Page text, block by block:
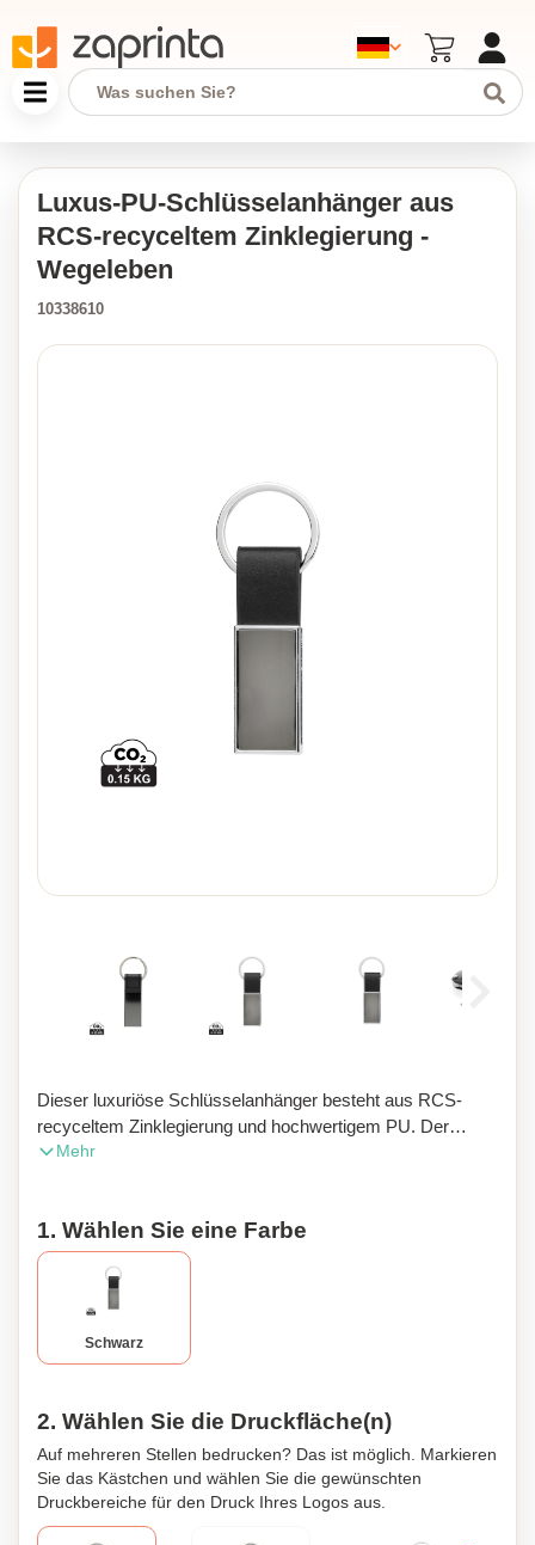
Luxus-PU-Schlüsselanhänger aus
RCS-recyceltem Zinklegierung -
Wegeleben
10338610
Dieser luxuriöse Schlüsselanhänger besteht aus RCS-
recyceltem Zinklegierung und hochwertigem PU. Der
gesamte recycelte Anteil beträgt 67% des Gesamtgewichts
Materialien. Der Schlüsselanhänger ist in einem
umweltfreundlichen Papierbeutel verpackt. Dieses elegante
Accessoire ist nicht nur ökologisch nachhaltig, sondern
auch äußerst stilvoll. Es eignet sich perfekt als
persönliches Geschenk oder als funktionales Accessoire
für den täglichen Gebrauch. Zusätzlich kann dieser
einzigartigen, individuellen Touch zu verleihen.
Mehr
1. Wählen Sie eine Farbe
Schwarz
2. Wählen Sie die Druckfläche(n)
Auf mehreren Stellen bedrucken? Das ist möglich. Markieren
Sie das Kästchen und wählen Sie die gewünschten
Druckbereiche für den Druck Ihres Logos aus.